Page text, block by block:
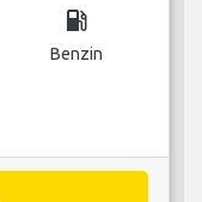
local_gas_station
Benzin